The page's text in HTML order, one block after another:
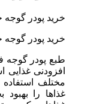
خرید پودر
خرید پودر
طبع پودر گوجه
افزودنی
مختلف
غذاها را